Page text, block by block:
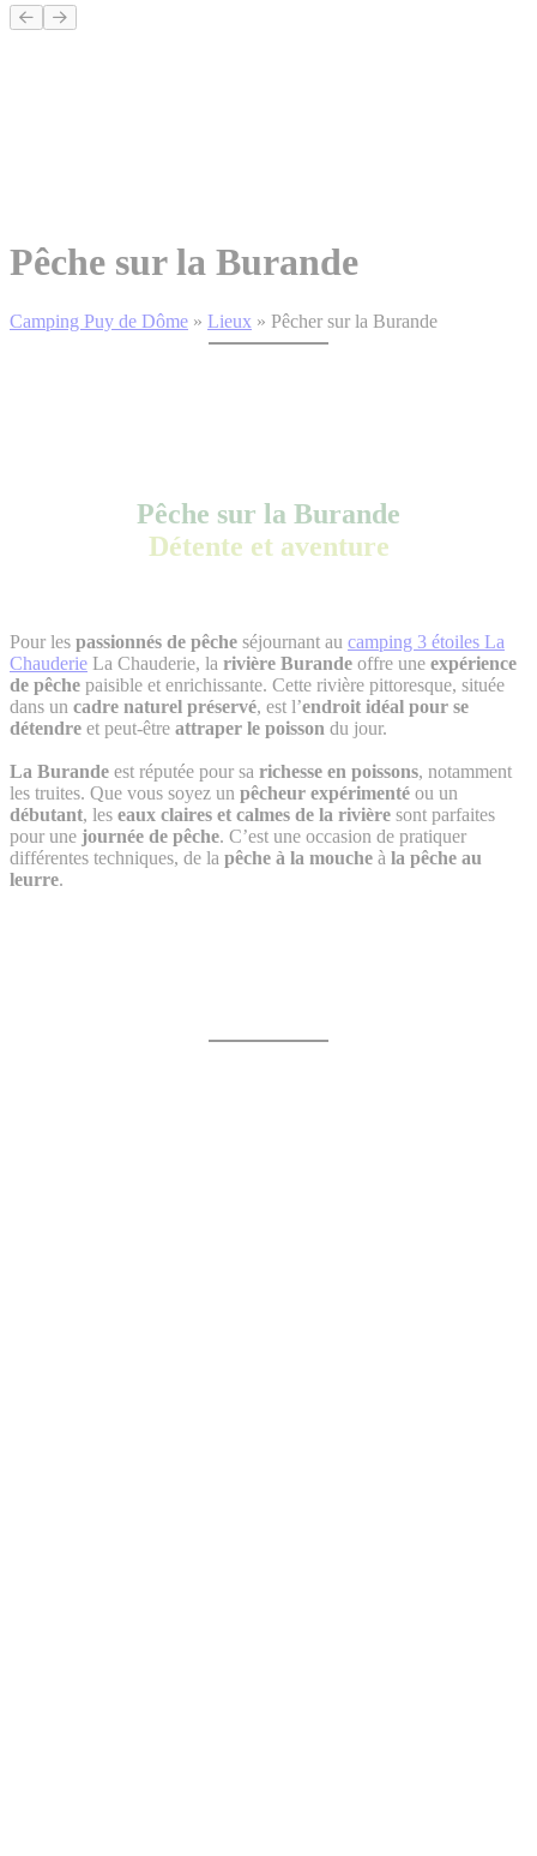
Pêche sur la Burande
Camping Puy de Dôme » Lieux » Pêcher sur la Burande
Pêche sur la Burande
Détente et aventure
Pour les passionnés de pêche séjournant au camping 3 étoiles La
Chauderie La Chauderie, la rivière Burande offre une expérience
de pêche paisible et enrichissante. Cette rivière pittoresque, située
dans un cadre naturel préservé, est l’endroit idéal pour se
détendre et peut-être attraper le poisson du jour.
La Burande est réputée pour sa richesse en poissons, notamment
les truites. Que vous soyez un pêcheur expérimenté ou un
débutant, les eaux claires et calmes de la rivière sont parfaites
pour une journée de pêche. C’est une occasion de pratiquer
différentes techniques, de la pêche à la mouche à la pêche au
leurre.